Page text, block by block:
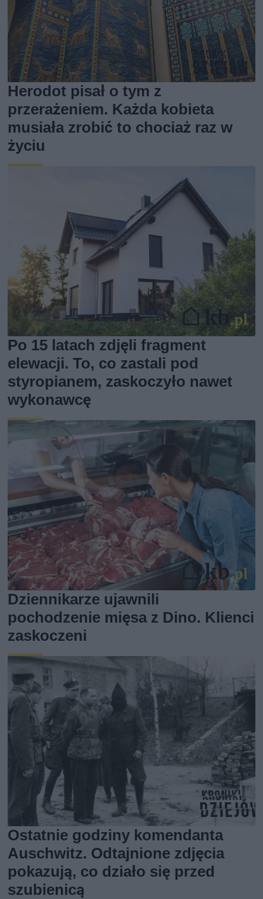
Herodot pisał o tym z
przerażeniem. Każda kobieta
musiała zrobić to chociaż raz w
życiu
Po 15 latach zdjęli fragment
elewacji. To, co zastali pod
styropianem, zaskoczyło nawet
wykonawcę
Dziennikarze ujawnili
pochodzenie mięsa z Dino. Klienci
zaskoczeni
Ostatnie godziny komendanta
Auschwitz. Odtajnione zdjęcia
pokazują, co działo się przed
szubienicą